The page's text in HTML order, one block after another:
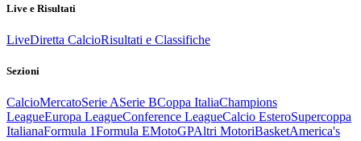
Live e Risultati
LiveDiretta CalcioRisultati e Classifiche
Sezioni
CalcioMercatoSerie ASerie BCoppa ItaliaChampions
LeagueEuropa LeagueConference LeagueCalcio EsteroSupercoppa
ItalianaFormula 1Formula EMotoGPAltri MotoriBasketAmerica's